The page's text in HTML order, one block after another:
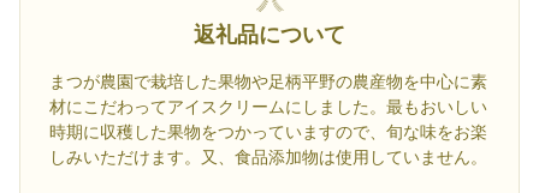
返礼品について
まつが農園で栽培した果物や足柄平野の農産物を中心に素
材にこだわってアイスクリームにしました。最もおいしい
時期に収穫した果物をつかっていますので、旬な味をお楽
しみいただけます。又、食品添加物は使用していません。